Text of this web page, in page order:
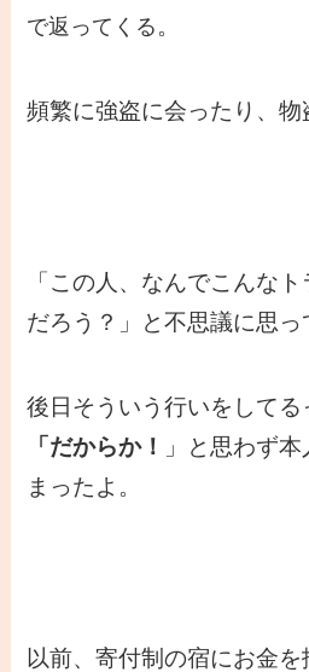
で返ってくる 。
頻繁に強盗に会ったり、物
「この人、なんでこんな
だろう？」と不思議に思っ
後日そういう行いをしてる
「だからか！
」と思わず
まったよ。
以前、寄付制の宿にお金